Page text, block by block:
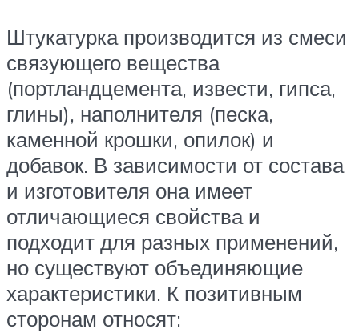
Штукатурка производится из смеси
связующего вещества
(портландцемента, извести, гипса,
глины), наполнителя (песка,
каменной крошки, опилок) и
добавок. В зависимости от состава
и изготовителя она имеет
отличающиеся свойства и
подходит для разных применений,
но существуют объединяющие
характеристики. К позитивным
сторонам относят: